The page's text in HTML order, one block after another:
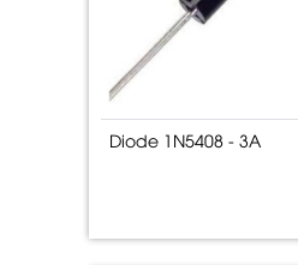
Diode 1N5408 - 3A